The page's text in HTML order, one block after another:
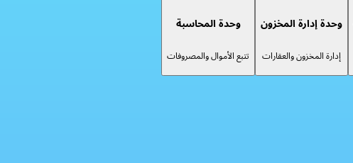
وحدة إدارة المخزون
إدارة المخزون والعقارات
وحدة المحاسبة
تتبع الأموال والمصروفات